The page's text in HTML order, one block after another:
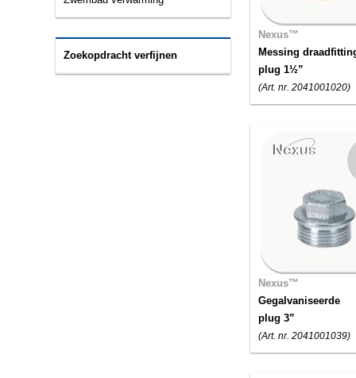
Zoekopdracht verfijnen
Nexus™
Messing
plug 1½”
(Art. nr. 2041001020)
Nexus™
Gegalvaniseerde
plug 3”
(Art. nr. 2041001039)